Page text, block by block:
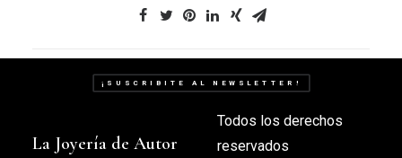
¡SUSCRIBITE AL NEWSLETTER!
La Joyería de Autor
Todos los derechos
reservados